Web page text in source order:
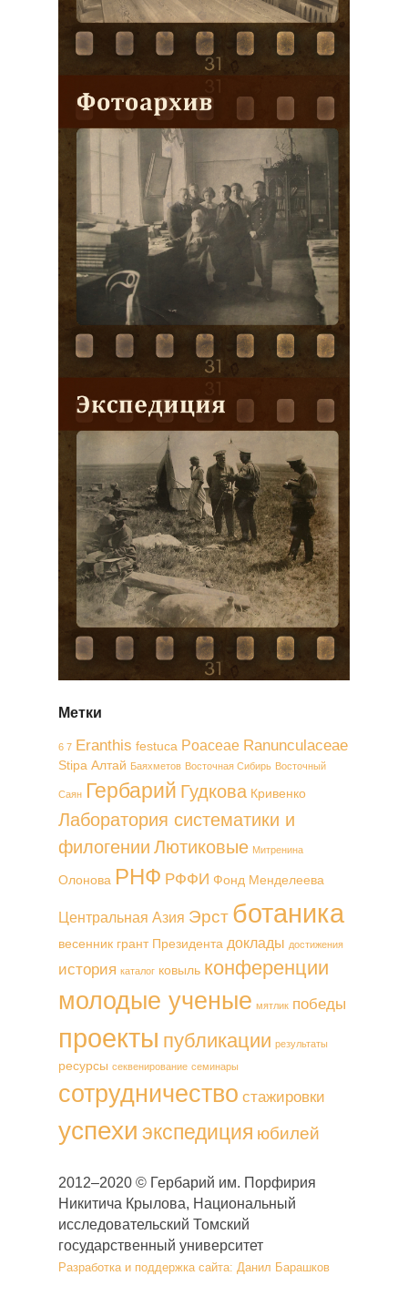
Метки
6 7 Eranthis festuca Poaceae Ranunculaceae
Stipa Алтай Баяхметов Восточная Сибирь Восточный
Саян Гербарий Гудкова Кривенко
Лаборатория систематики и
филогении Лютиковые Митренина
Олонова РНФ РФФИ Фонд Менделеева
Центральная Азия Эрст ботаника
весенник грант Президента доклады достижения
история каталог ковыль конференции
молодые ученые мятлик победы
проекты публикации результаты
ресурсы секвенирование семинары
сотрудничество стажировки
успехи экспедиция юбилей
2012–2020 © Гербарий им. Порфирия
Никитича Крылова, Национальный
исследовательский Томский
государственный университет
Разработка и поддержка сайта: Данил Барашков